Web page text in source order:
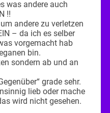
was andere auch
!!
andere zu verletzen
– da ich es selber
vorgemacht hab
bin.
sondern ab und an
grade sehr.
lieb oder mache
wird nicht gesehen.